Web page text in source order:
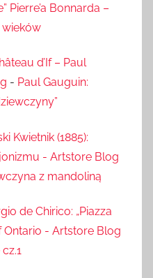
Pierre’a Bonnarda –
wieków
d’If – Paul
- Paul Gauguin:
Kwietnik (1885):
- Artstore Blog
z mandoliną
de Chirico: „Piazza
Ontario - Artstore Blog